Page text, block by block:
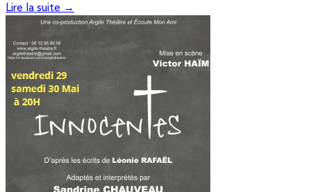
Lire la suite →